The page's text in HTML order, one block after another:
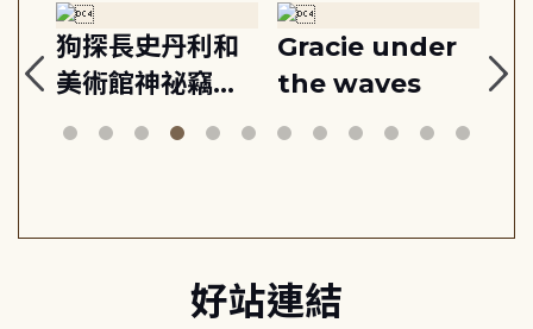
狗探長史丹利和
美術館神祕竊盜
案
Gracie under
the waves
好站連結